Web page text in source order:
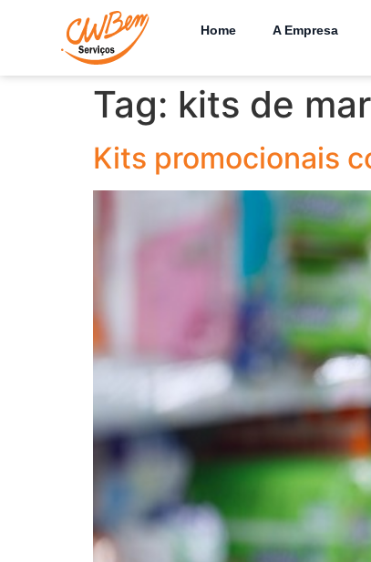
Home A Empresa
Tag: kits de
Kits promocionais